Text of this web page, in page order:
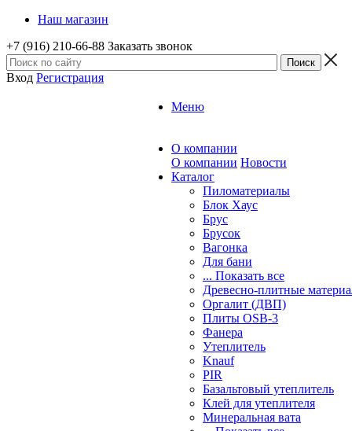
Наш магазин
+7 (916) 210-66-88 Заказать звонок
Вход Регистрация
Меню
О компании
О компании Новости
Каталог
Пиломатериалы
Блок Хаус
Брус
Брусок
Вагонка
Для бани
... Показать все
Древесно-плитные
Оргалит (ДВП)
Плиты OSB-3
Фанера
Утеплитель
Knauf
PIR
Базальтовый утеплитель
Клей для утеплителя
Минеральная вата